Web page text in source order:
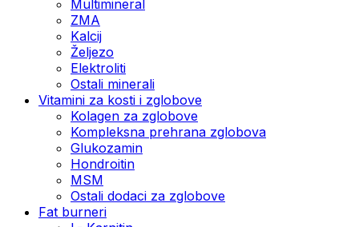
Multimineral
ZMA
Kalcij
Željezo
Elektroliti
Ostali minerali
Vitamini za kosti i zglobove
Kolagen za zglobove
Kompleksna prehrana zglobova
Glukozamin
Hondroitin
MSM
Ostali dodaci za zglobove
Fat burneri